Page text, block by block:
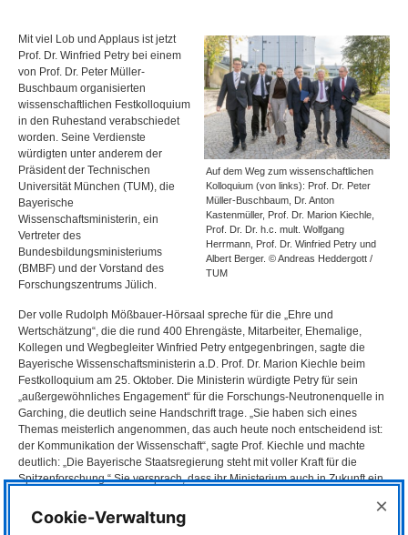
Auf dem Weg zum wissenschaftlichen
Kolloquium (von links): Prof. Dr. Peter
Müller-Buschbaum, Dr. Anton
Kastenmüller, Prof. Dr. Marion Kiechle,
Prof. Dr. Dr. h.c. mult. Wolfgang
Herrmann, Prof. Dr. Winfried Petry und
Albert Berger. © Andreas Heddergott /
TUM
Mit viel Lob und Applaus ist jetzt
Prof. Dr. Winfried Petry bei einem
von Prof. Dr. Peter Müller-
Buschbaum organisierten
wissenschaftlichen Festkolloquium
in den Ruhestand verabschiedet
worden. Seine Verdienste
würdigten unter anderem der
Präsident der Technischen
Universität München (TUM), die
Bayerische
Wissenschaftsministerin, ein
Vertreter des
Bundesbildungsministeriums
(BMBF) und der Vorstand des
Forschungszentrums Jülich.
Der volle Rudolph Mößbauer-Hörsaal spreche für die „Ehre und
Wertschätzung“, die die rund 400 Ehrengäste, Mitarbeiter, Ehemalige,
Kollegen und Wegbegleiter Winfried Petry entgegenbringen, sagte die
Bayerische Wissenschaftsministerin a.D. Prof. Dr. Marion Kiechle beim
Festkolloquium am 25. Oktober. Die Ministerin würdigte Petry für sein
„außergewöhnliches Engagement“ für die Forschungs-Neutronenquelle in
Garching, die deutlich seine Handschrift trage. „Sie haben sich eines
Themas meisterlich angenommen, das auch heute noch entscheidend ist:
der Kommunikation der Wissenschaft“, sagte Prof. Kiechle und machte
deutlich: „Die Bayerische Staatsregierung steht mit voller Kraft für die
Spitzenforschung.“ Sie versprach, dass ihr Ministerium auch in Zukunft ein
Wissenschaftlichen Direktor Prof. Dr. Peter Müller-Buschbaum: „In Ihrer
Hand liegt nun die wissenschaftliche Leistungsfähigkeit des
Cookie-Verwaltung ×